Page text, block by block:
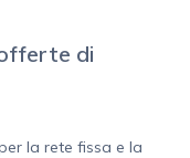
di
la rete fissa e la